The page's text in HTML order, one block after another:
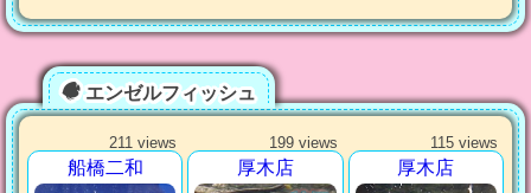
エンゼルフィッシュ
211 views
船橋二和
199 views
厚木店
115 views
厚木店